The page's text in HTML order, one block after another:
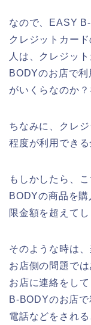
なので、EASY
クレジットカー
人は、クレジッ
BODYのお店で
がいくらなのか
ちなみに、クレ
程度が利用できる
もしかしたら、
BODYの商品を
限金額を超えて
そのような時は
お店側の問題で
お店に連絡をし
B-BODYのお店
電話などをされ